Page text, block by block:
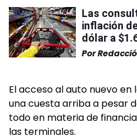
Las
inflación
dólar a
Por
El acceso al auto nuevo
una cuesta arriba a pesar
todo en materia de
las terminales.